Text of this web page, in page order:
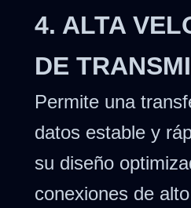
4. ALTA
DE
Permite una
datos estable y
su diseño
conexiones de